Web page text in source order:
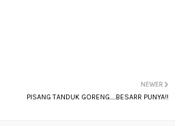
NEWER
PISANG TANDUK GORENG.....BESARR PUNYA!!